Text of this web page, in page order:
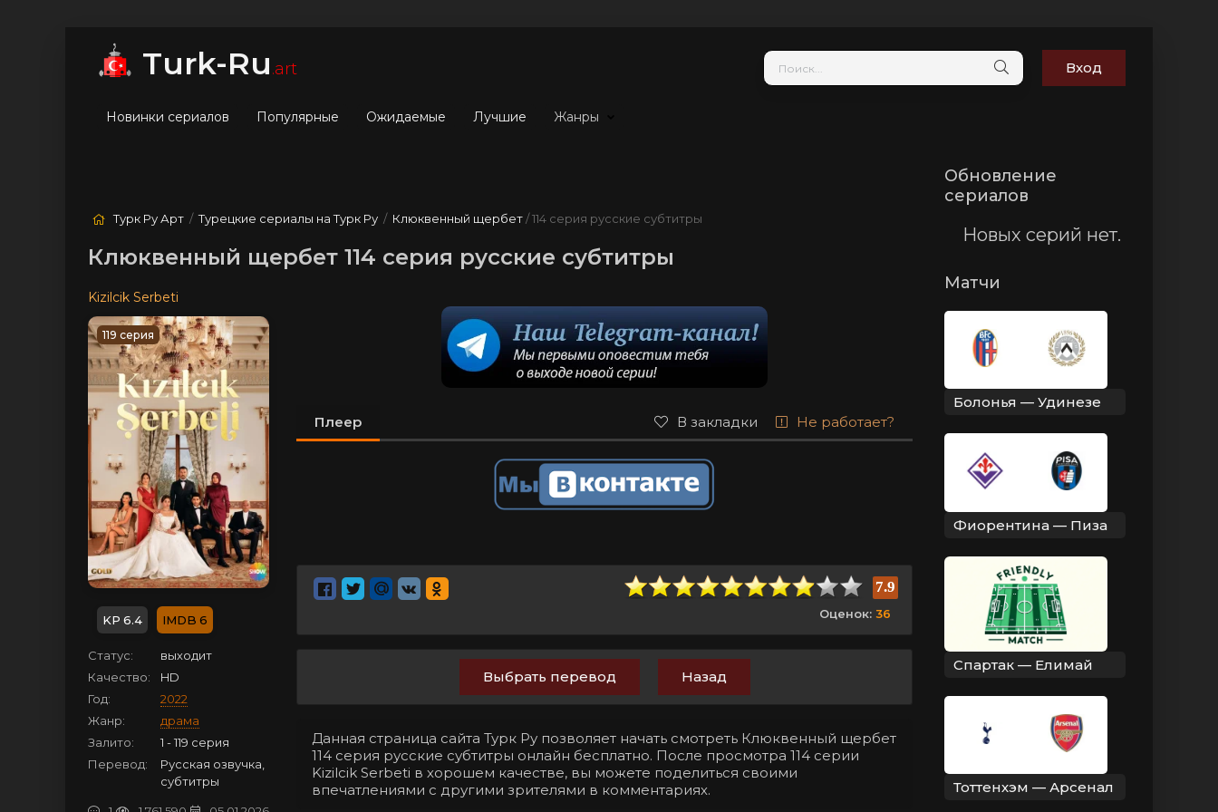
Turk-Ru.art Вход
Новинки сериалов Популярные Ожидаемые Лучшие Жанры
Турк Ру Арт /Турецкие сериалы на Турк Ру / Клюквенный щербет/ 114 серия русские субтитры
Клюквенный щербет 114 серия русские субтитры
Kizilcik Serbeti
119 серия
6.4 6
Статус:
выходит
Качество:
HD
Год:
2022
Жанр:
драма
Залито:
1 - 119 серия
Перевод:
Русская озвучка,
субтитры
Плеер В закладки Не работает?
7.9
Оценок: 36
Выбрать перевод Назад
Данная страница сайта Турк Ру позволяет начать смотреть Клюквенный щербет
114 серия русские субтитры онлайн бесплатно. После просмотра 114 серии
Kizilcik Serbeti в хорошем качестве, вы можете поделиться своими
впечатлениями с другими зрителями в комментариях.
Обновление
сериалов
Новых серий нет.
Матчи
Болонья — Удинезе
Фиорентина — Пиза
Спартак — Елимай
Тоттенхэм — Арсенал